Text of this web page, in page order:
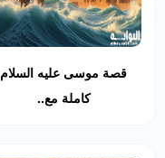
قصة موسى عليه السلام
كاملة مع..